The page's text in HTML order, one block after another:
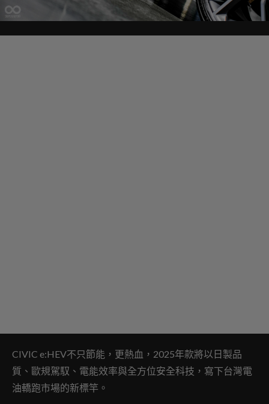
CIVIC e:HEV不只節能，更熱血，2025年款將以日製品
質、歐規駕馭、電能效率與全方位安全科技，寫下台灣電
油轎跑市場的新標竿。